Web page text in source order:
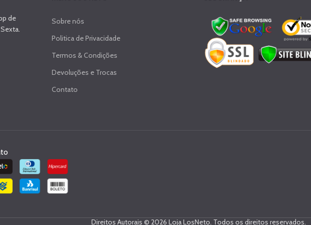
de
Sobre nós
Politica de Privacidade
Termos & Condições
Devoluções e Trocas
Contato
Direitos Autorais © 2026 Loja LosNeto. Todos os direitos reservados.